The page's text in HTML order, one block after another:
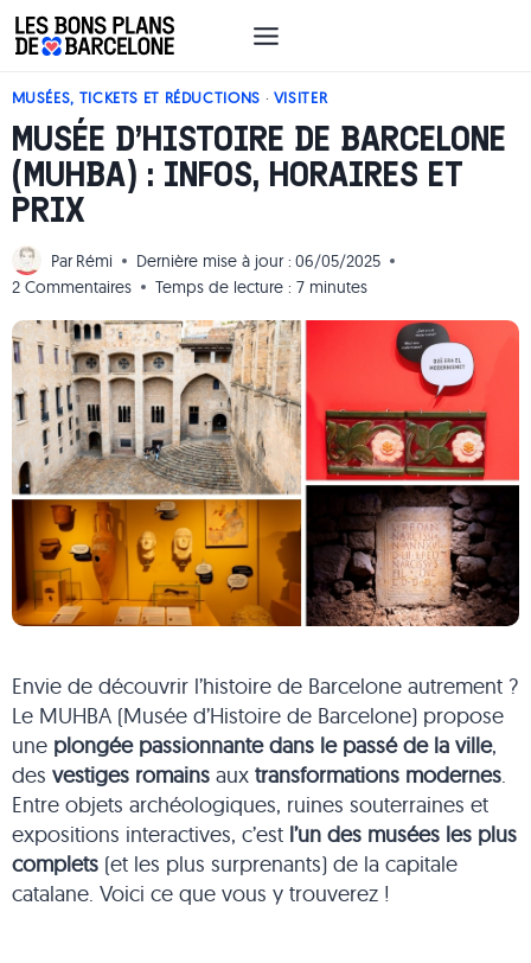
Aller
au
MUSÉES, TICKETS ET RÉDUCTIONS · VISITER
MUSÉE D’HISTOIRE DE BARCELONE
(MUHBA) : INFOS, HORAIRES ET
PRIX
Par Rémi Dernière mise à jour : 06/05/2025
2 Commentaires
Temps de lecture : 7 minutes
Envie de découvrir l’histoire de Barcelone autrement ?
Le MUHBA (Musée d’Histoire de Barcelone) propose
une plongée passionnante dans le passé de la ville,
des vestiges romainsaux transformations modernes.
Entre objets archéologiques, ruines souterraines et
expositions interactives, c’est l’un des musées les plus
complets(et les plus surprenants) de la capitale
catalane. Voici ce que vous y trouverez !